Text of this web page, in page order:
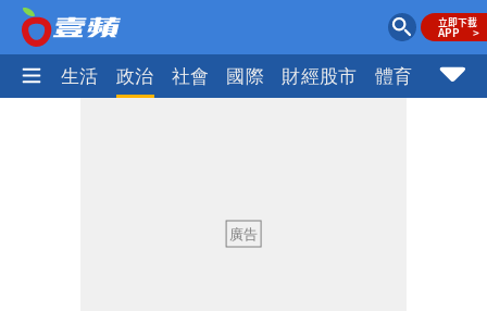
尚 生活 政治 社會 國際 財經股市 體育 壹蘋
高希均辭世享耆壽90歲 畢生推動閱讀